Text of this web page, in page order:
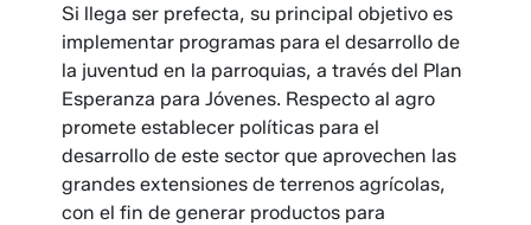
Si llega ser prefecta, su principal objetivo es
implementar programas para el desarrollo de
la juventud en la parroquias, a través del Plan
Esperanza para Jóvenes. Respecto al agro
promete establecer políticas para el
desarrollo de este sector que aprovechen las
grandes extensiones de terrenos agrícolas,
con el fin de generar productos para